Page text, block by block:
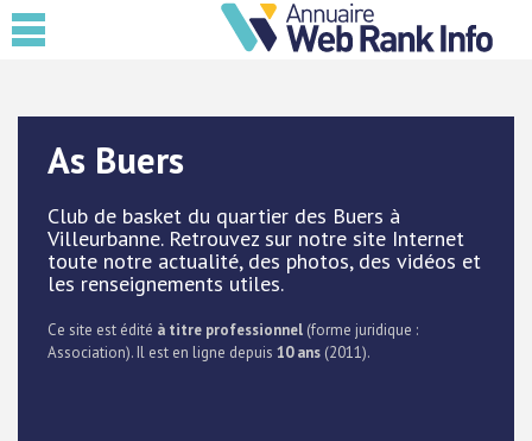
As Buers
Club de basket du quartier des Buers à
Villeurbanne. Retrouvez sur notre site Internet
toute notre actualité, des photos, des vidéos et
les renseignements utiles.
Ce site est édité à titre professionnel (forme juridique :
Association). Il est en ligne depuis 10 ans (2011).